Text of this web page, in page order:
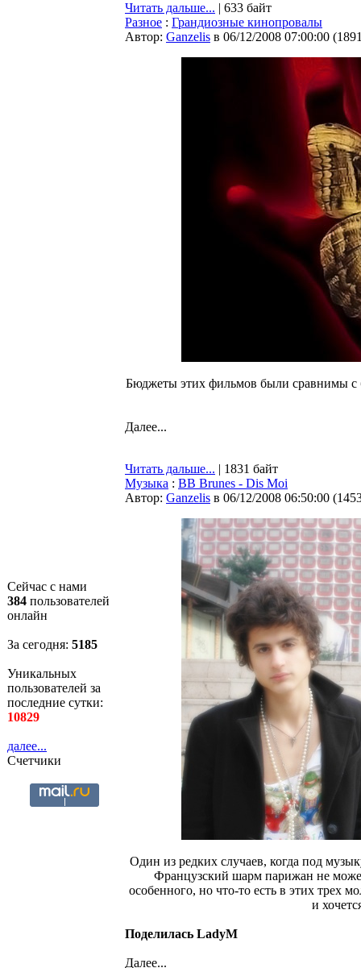
Сейчас с нами
384 пользователей
онлайн
За сегодня: 5186
Уникальных
пользователей за
последние сутки:
10829
далее...
Счетчики
Читать дальше... | 633 байт
Разное : Грандиозные кинопровалы
Автор: Ganzelis в 06/12/2008 07:00:00 (
Бюджеты этих фильмов были сравнимы с
Далее...
Читать дальше... | 1831 байт
Музыка : BB Brunes - Dis Moi
Автор: Ganzelis в 06/12/2008 06:50:00 (
Один из редких случаев, когда под
Французский шарм парижан не
особенного, но что-то есть в этих трех
и
Поделилась LadyM
Далее...